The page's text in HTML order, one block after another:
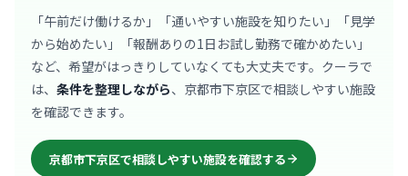
「午前だけ働けるか」「通いやすい施設を知りたい」「見学
から始めたい」「報酬ありの1日お試し勤務で確かめたい」
など、希望がはっきりしていなくても大丈夫です。クーラで
は、 条件を整理しながら、京都市下京区で相談しやすい施設
を確認できます。
京都市下京区で相談しやすい施設を確認する